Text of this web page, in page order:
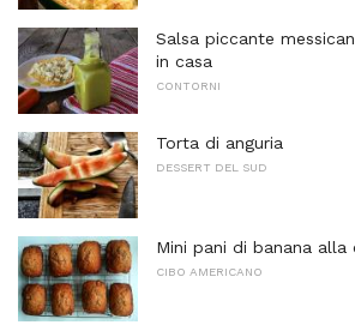
Salsa piccante
in casa
CONTORNI
Torta di anguria
DESSERT DEL SUD
Mini pani di banana alla
CIBO AMERICANO